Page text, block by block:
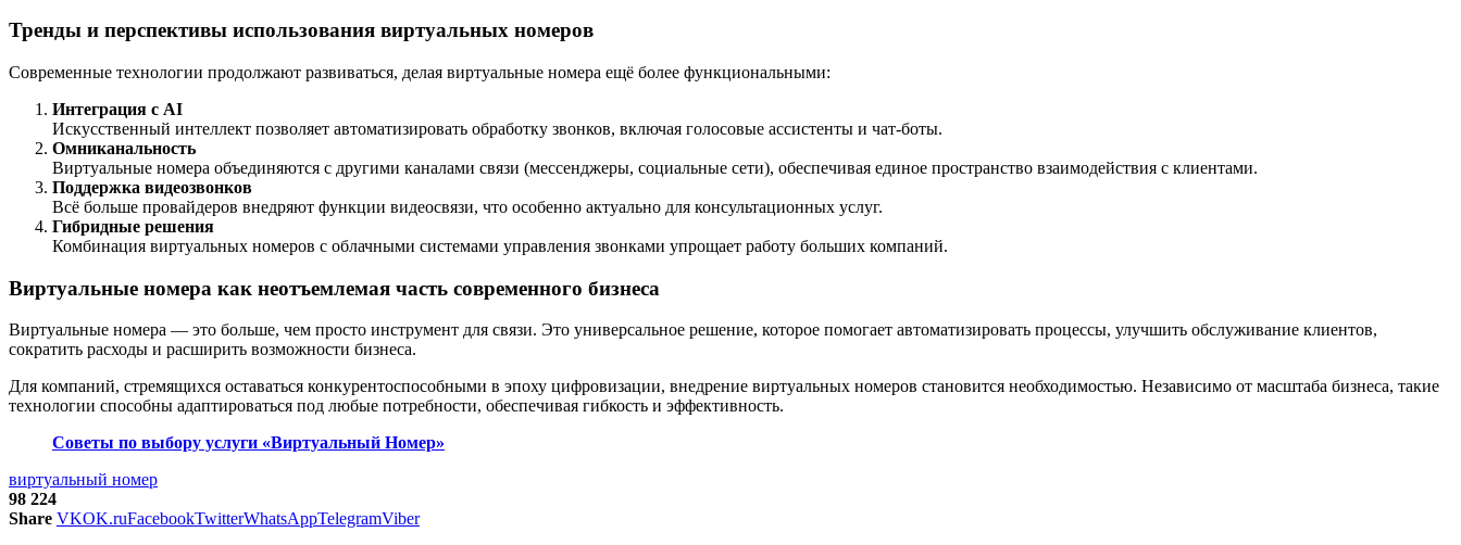
Тренды и перспективы использования виртуальных номеров
Современные технологии продолжают развиваться, делая виртуальные номера ещё более функциональными:
Интеграция с AI
Искусственный интеллект позволяет автоматизировать обработку звонков, включая голосовые ассистенты и чат-боты.
Омниканальность
Виртуальные номера объединяются с другими каналами связи (мессенджеры, социальные сети), обеспечивая единое пространство взаимодействия с клиентами.
Поддержка видеозвонков
Всё больше провайдеров внедряют функции видеосвязи, что особенно актуально для консультационных услуг.
Гибридные решения
Комбинация виртуальных номеров с облачными системами управления звонками упрощает работу больших компаний.
Виртуальные номера как неотъемлемая часть современного бизнеса
Виртуальные номера — это больше, чем просто инструмент для связи. Это универсальное решение, которое помогает автоматизировать процессы, улучшить обслуживание клиентов,
сократить расходы и расширить возможности бизнеса.
Для компаний, стремящихся оставаться конкурентоспособными в эпоху цифровизации, внедрение виртуальных номеров становится необходимостью. Независимо от масштаба бизнеса, такие
технологии способны адаптироваться под любые потребности, обеспечивая гибкость и эффективность.
Советы по выбору услуги «Виртуальный Номер»
виртуальный номер
98 224
Share VKOK.ruFacebookTwitterWhatsAppTelegramViber